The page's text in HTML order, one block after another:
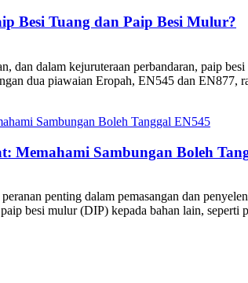
Besi Tuang dan Paip Besi Mulur?
dan dalam kejuruteraan perbandaran, paip
dua piawaian Eropah, EN545 dan EN877,
Memahami Sambungan Boleh
penting dalam pemasangan dan
besi mulur (DIP) kepada bahan lain,